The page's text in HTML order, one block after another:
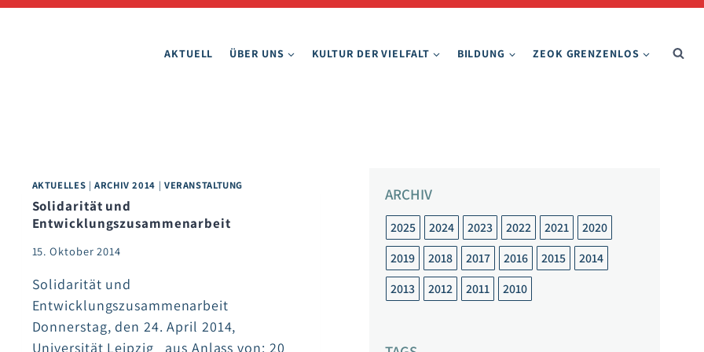
AKTUELL ÜBER UNS KULTUR DER VIELFALT BILDUNG ZEOK GRENZENLOS
AKTUELLES |ARCHIV 2014 | VERANSTALTUNG
Solidarität und
Entwicklungszusammenarbeit
15. Oktober 2014
Solidarität und
Entwicklungszusammenarbeit
Donnerstag, den 24. April 2014,
Universität Leipzig aus Anlass von: 20
ARCHIV
2025 2024 2023 2022 2021
2020
2019
2018 2017 2016 2015
2014
2013
2012 2011 2010